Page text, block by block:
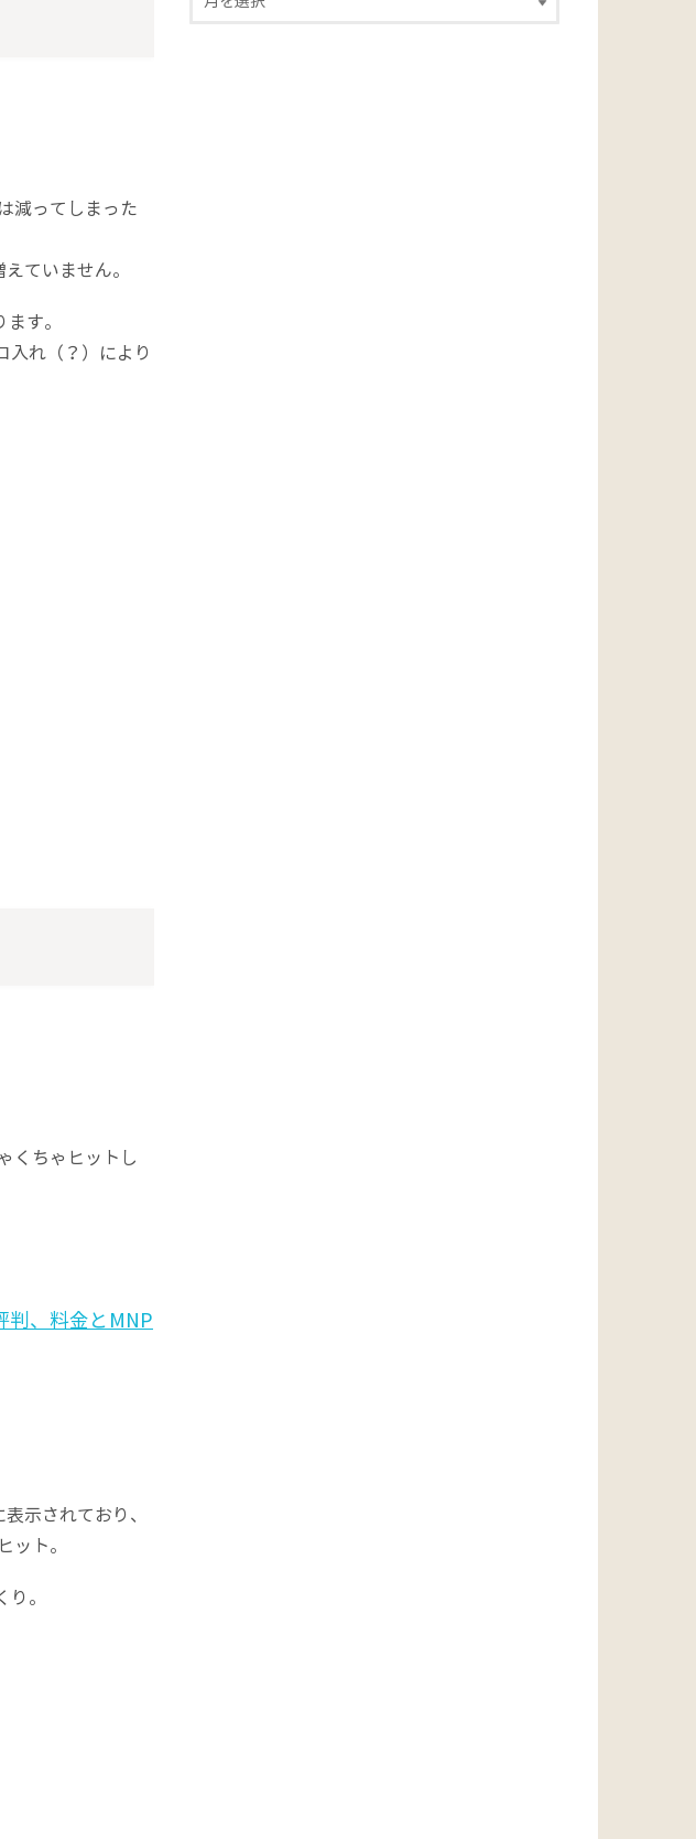
減ってしまった
ていません。
す。
入れ（？）により
くちゃヒットし
判、料金とMNP
示されており、
ト。
。